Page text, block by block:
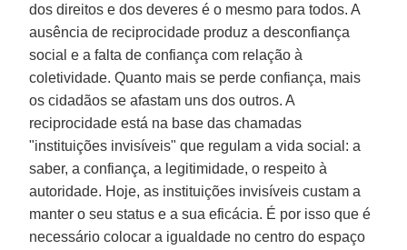
dos direitos e dos deveres é o mesmo para todos. A
ausência de reciprocidade produz a desconfiança
social e a falta de confiança com relação à
coletividade. Quanto mais se perde confiança, mais
os cidadãos se afastam uns dos outros. A
reciprocidade está na base das chamadas
"instituições invisíveis" que regulam a vida social: a
saber, a confiança, a legitimidade, o respeito à
autoridade. Hoje, as instituições invisíveis custam a
manter o seu status e a sua eficácia. É por isso que é
necessário colocar a igualdade no centro do espaço